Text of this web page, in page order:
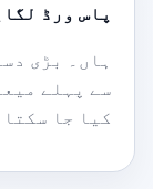
پاس ورڈ
ہاں۔ بڑی
سے پہلے
کیا جا سکتا